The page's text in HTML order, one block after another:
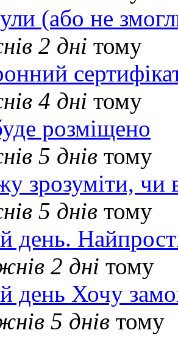
(або не
2 дні тому
4 дні тому
розміщено
5 днів тому
зрозуміти, чи
5 днів тому
день.
2 дні тому
день Хочу
5 днів тому